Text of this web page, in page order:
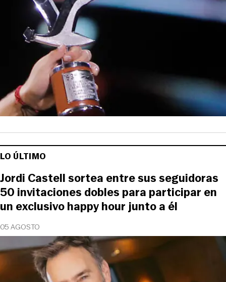
LO ÚLTIMO
05 AGOSTO
Jordi Castell sortea entre sus seguidoras
50 invitaciones dobles para participar en
un exclusivo happy hour junto a él